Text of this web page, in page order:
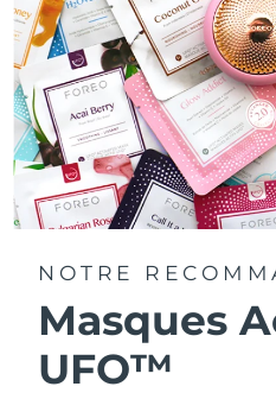
NOTRE
Masques
UFO™